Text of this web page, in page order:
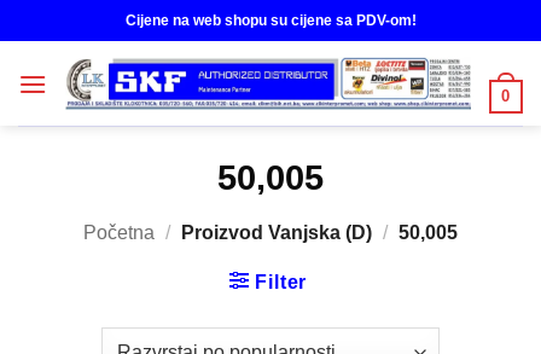
to
content
Cijene na web shopu su cijene sa PDV-om!
0
50,005
Početna / Proizvod Vanjska (D) / 50,005
Filter